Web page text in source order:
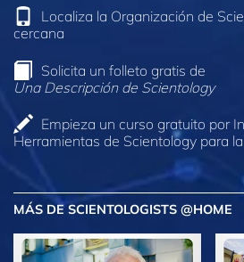
Localiza la Organización de
cercana
Solicita un folleto gratis de
Una Descripción de Scientology
Empieza un curso gratuito por
Herramientas de Scientology para
MÁS DE SCIENTOLOGISTS @HOME